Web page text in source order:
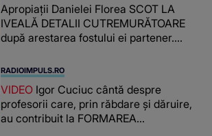
Apropiații Danielei Florea SCOT LA
IVEALĂ DETALII CUTREMURĂTOARE
după arestarea fostului ei partener.
românca ucisă în Italia și ascunsă în
lada unui pat: " Îmi pare rău că nu am
reușit să fac mai mult pentru ea și..."
RADIOIMPULS.RO
VIDEO Igor Cuciuc cântă despre
profesorii care, prin răbdare și dăruire,
au contribuit la FORMAREA